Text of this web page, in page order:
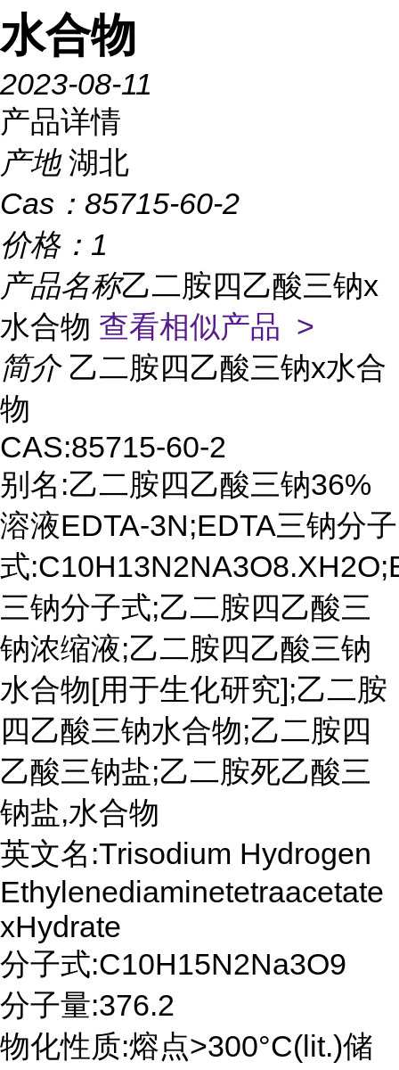
水合物
2023-08-11
产品详情
产地 湖北
Cas： 85715-60-2
价格： 1
产品名称乙二胺四乙酸三钠x
水合物 查看相似产品 >
简介 乙二胺四乙酸三钠x水合
物
CAS:85715-60-2
别名:乙二胺四乙酸三钠36%
溶液EDTA-3N;EDTA三钠分子
式
三钠分子式;乙二胺四乙酸三
钠浓缩液;乙二胺四乙酸三钠
水合物[用于生化研究];乙二胺
四乙酸三钠水合物;乙二胺四
乙酸三钠盐;乙二胺死乙酸三
钠盐,水合物
英文名:Trisodium Hydrogen
Ethylenediaminetetraacetate
xHydrate
分子式:C10H15N2Na3O9
分子量:376.2
物化性质:熔点>300°C(lit.)储